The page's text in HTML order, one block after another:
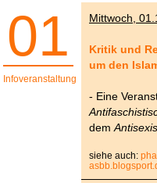
01
Infoveranstaltung
Mittwoch,
Kritik und
um den
- Eine
dem
siehe auch: